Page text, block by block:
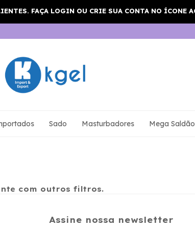
Sado Masturbadores Mega Saldão
com outros filtros.
Assine nossa newsletter